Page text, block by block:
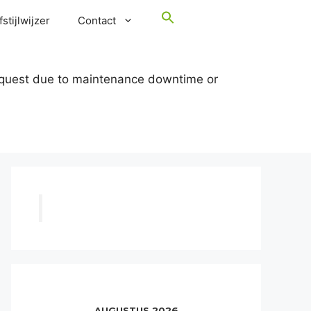
Contact
due to maintenance downtime or